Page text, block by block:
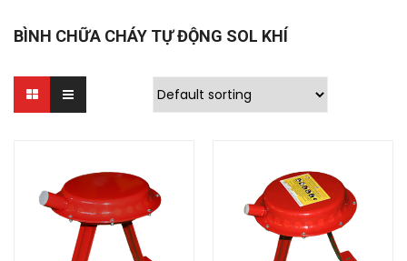
BÌNH CHỮA CHÁY TỰ ĐỘNG SOL KHÍ